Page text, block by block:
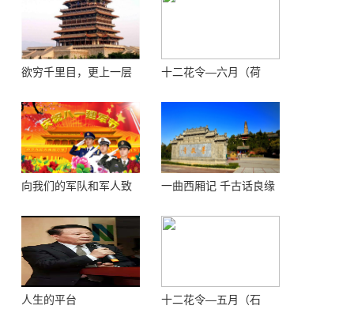
欲穷千里目，更上一层
十二花令—六月（荷
向我们的军队和军人致
一曲西厢记 千古话良缘
人生的平台
十二花令—五月（石